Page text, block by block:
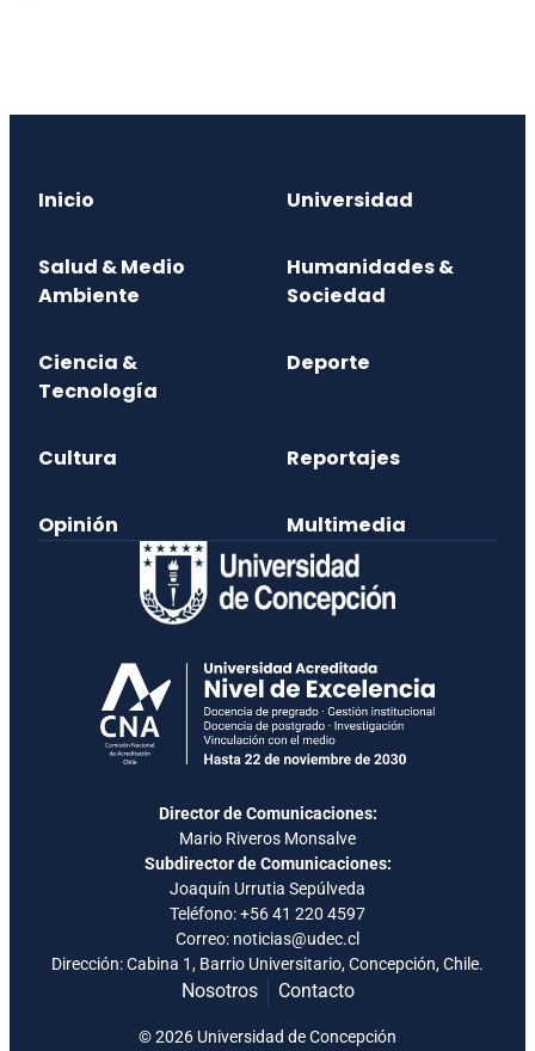
Inicio Universidad
Salud & Medio
Ambiente
Humanidades &
Sociedad
Ciencia &
Tecnología
Deporte
Cultura Reportajes
Opinión Multimedia
Director de Comunicaciones:
Mario Riveros Monsalve
Subdirector de Comunicaciones:
Joaquín Urrutia Sepúlveda
Teléfono:+56 41 220 4597
Correo: noticias@udec.cl
Dirección: Cabina 1, Barrio Universitario, Concepción, Chile.
Nosotros Contacto
© 2026 Universidad de Concepción